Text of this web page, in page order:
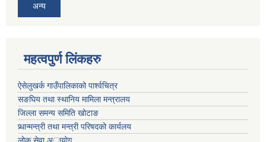
अन्य
महत्वपुर्ण लिंकहरु
ऐसेलुखर्क गाउँपालिकाको पार्श्वचित्र
सङघिय तथा स्थानिय मामिला मन्त्रालय
जिल्ला समन्य समिति खोटाङ
प्र्धान्मन्त्री तथा मन्त्री परिषदको कार्यलय